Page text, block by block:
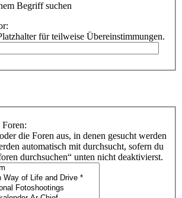
Begriff suchen
für teilweise Übereinstimmungen.
Foren:
die Foren aus, in denen gesucht werden
automatisch mit durchsucht, sofern du
durchsuchen“ unten nicht deaktivierst.